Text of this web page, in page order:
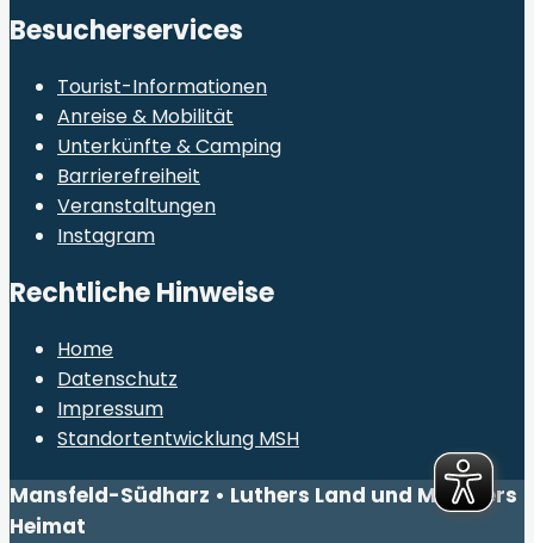
Besucherservices
Tourist-Informationen
Anreise & Mobilität
Unterkünfte & Camping
Barrierefreiheit
Veranstaltungen
Instagram
Rechtliche Hinweise
Home
Datenschutz
Impressum
Standortentwicklung MSH
Mansfeld-Südharz • Luthers Land und Müntzers
Heimat